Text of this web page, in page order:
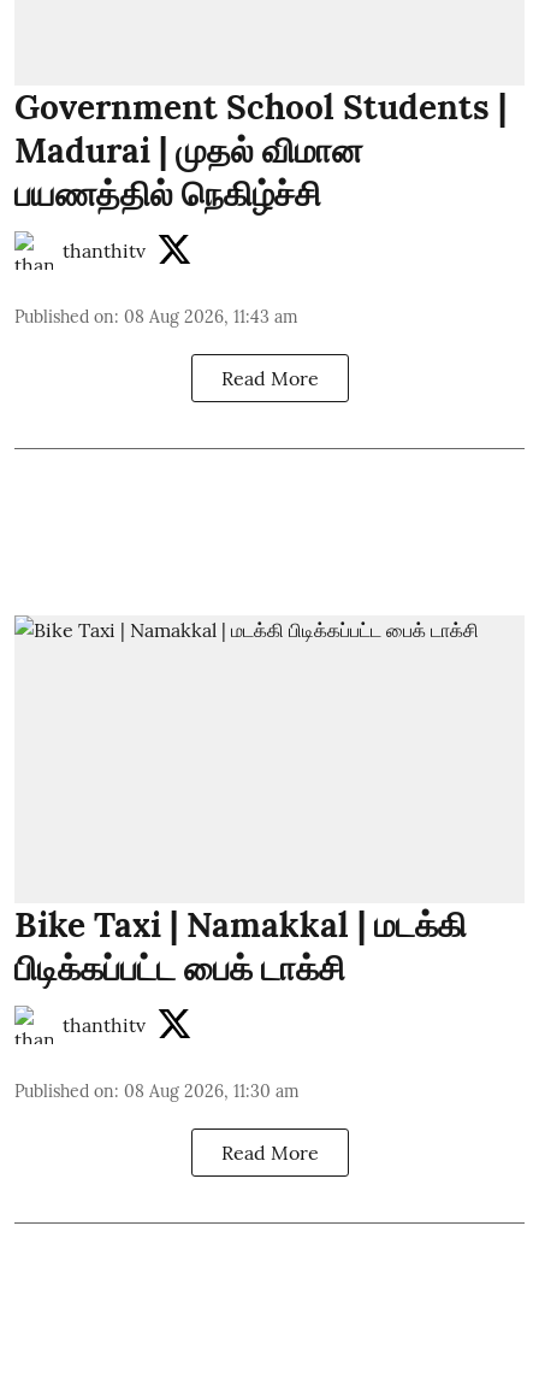
Government School Students |
Madurai | முதல் விமான
பயணத்தில் நெகிழ்ச்சி
thanthitv
Published on: 08 Aug 2026, 11:43 am
Read More
Bike Taxi | Namakkal | மடக்கி
பிடிக்கப்பட்ட பைக் டாக்சி
thanthitv
Published on: 08 Aug 2026, 11:30 am
Read More